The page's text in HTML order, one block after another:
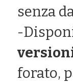
senza
-
forato,